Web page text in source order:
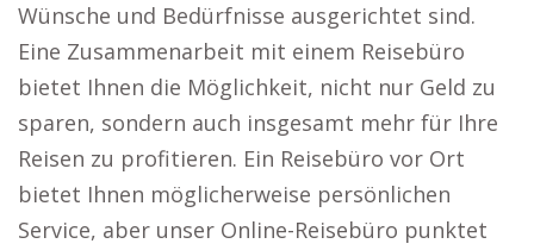
Wünsche und Bedürfnisse ausgerichtet sind.
Eine Zusammenarbeit mit einem Reisebüro
bietet Ihnen die Möglichkeit, nicht nur Geld zu
sparen, sondern auch insgesamt mehr für Ihre
Reisen zu profitieren. Ein Reisebüro vor Ort
bietet Ihnen möglicherweise persönlichen
Service, aber unser Online-Reisebüro punktet